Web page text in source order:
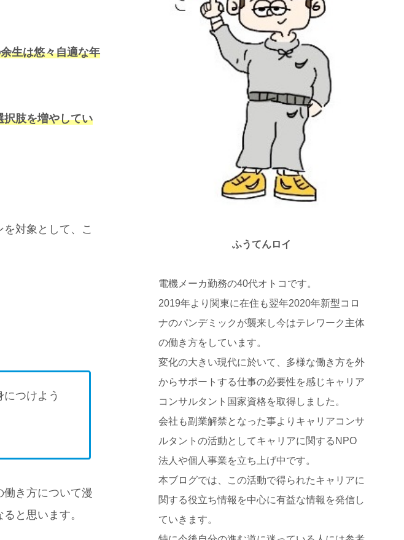
生は悠々自適な年
択肢を増やしてい
対象として、こ
つけよう
き方について漫
と思います。
ふうてんロイ
電機メーカ勤務の40代オトコです。
2019年より関東に在住も翌年2020年新型コロ
ナのパンデミックが襲来し今はテレワーク主体
の働き方をしています。
変化の大きい現代に於いて、多様な働き方を外
からサポートする仕事の必要性を感じキャリア
コンサルタント国家資格を取得しました。
会社も副業解禁となった事よりキャリアコンサ
ルタントの活動としてキャリアに関するNPO
法人や個人事業を立ち上げ中です。
本ブログでは、この活動で得られたキャリアに
関する役立ち情報を中心に有益な情報を発信し
ていきます。